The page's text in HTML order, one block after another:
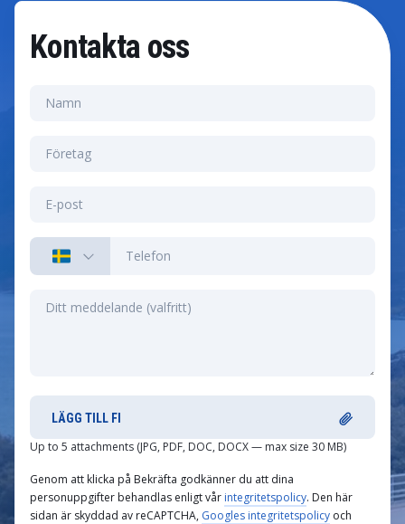
Kontakta oss
LÄGG TILL FI
Up to 5 attachments (JPG, PDF, DOC, DOCX — max size 30 MB)
Genom att klicka på Bekräfta godkänner du att dina
personuppgifter behandlas enligt vår integritetspolicy. Den här
sidan är skyddad av reCAPTCHA, Googles integritetspolicy och